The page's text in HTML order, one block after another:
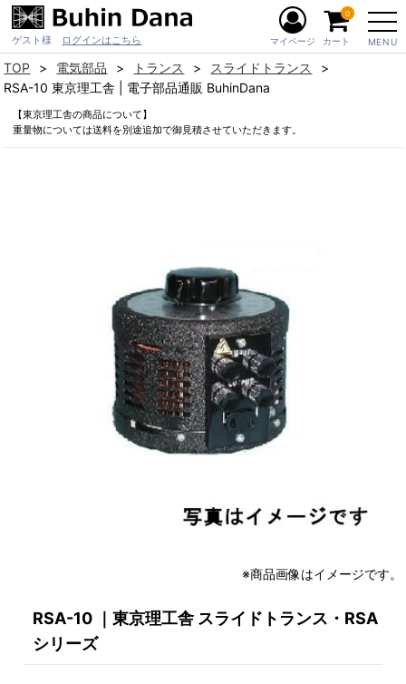
ゲスト様 ログインはこちら MENU
マイページ カート
0
TOP 電気部品 トランス
スライドトランス
RSA-10 東京理工舎 | 電子部品通販 BuhinDana
【東京理工舎の商品について】
重量物については送料を別途追加で御見積させていただきます。
※商品画像はイメージです。
RSA-10 ｜東京理工舎 スライドトランス・RSA
シリーズ